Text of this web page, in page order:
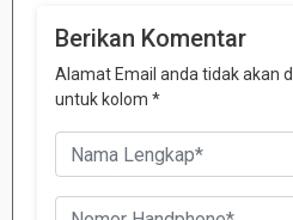
Berikan Komentar
Alamat Email anda tidak akan
untuk kolom *